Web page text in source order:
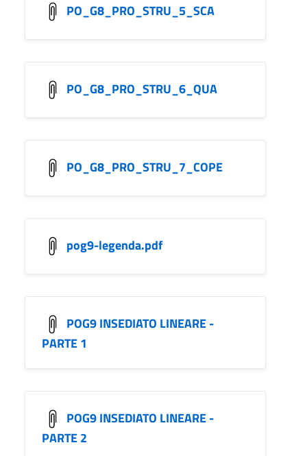
PO_G8_PRO_STRU_5_SCA
PO_G8_PRO_STRU_6_QUA
PO_G8_PRO_STRU_7_COPE
pog9-legenda.pdf
POG9 INSEDIATO LINEARE -
PARTE 1
POG9 INSEDIATO LINEARE -
PARTE 2